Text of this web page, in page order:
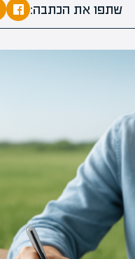
שתפו את הכתבה: